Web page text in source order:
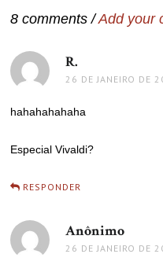
8 comments /Add your
R.
26 DE JANEIRO DE
hahahahahaha
Especial Vivaldi?
RESPONDER
Anônimo
26 DE JANEIRO DE